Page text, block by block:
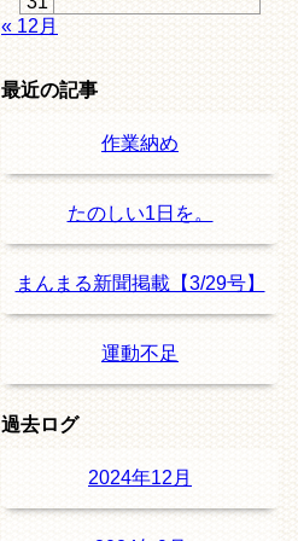
« 12月
最近の記事
作業納め
たのしい1日を。
まんまる新聞掲載【3/29号】
運動不足
過去ログ
2024年12月